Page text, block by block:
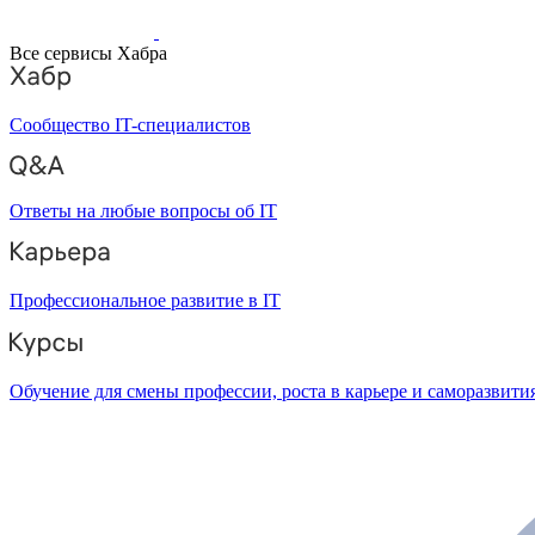
Все сервисы Хабра
Сообщество IT-специалистов
Ответы на любые вопросы об IT
Профессиональное развитие в IT
Обучение для смены профессии, роста в карьере и